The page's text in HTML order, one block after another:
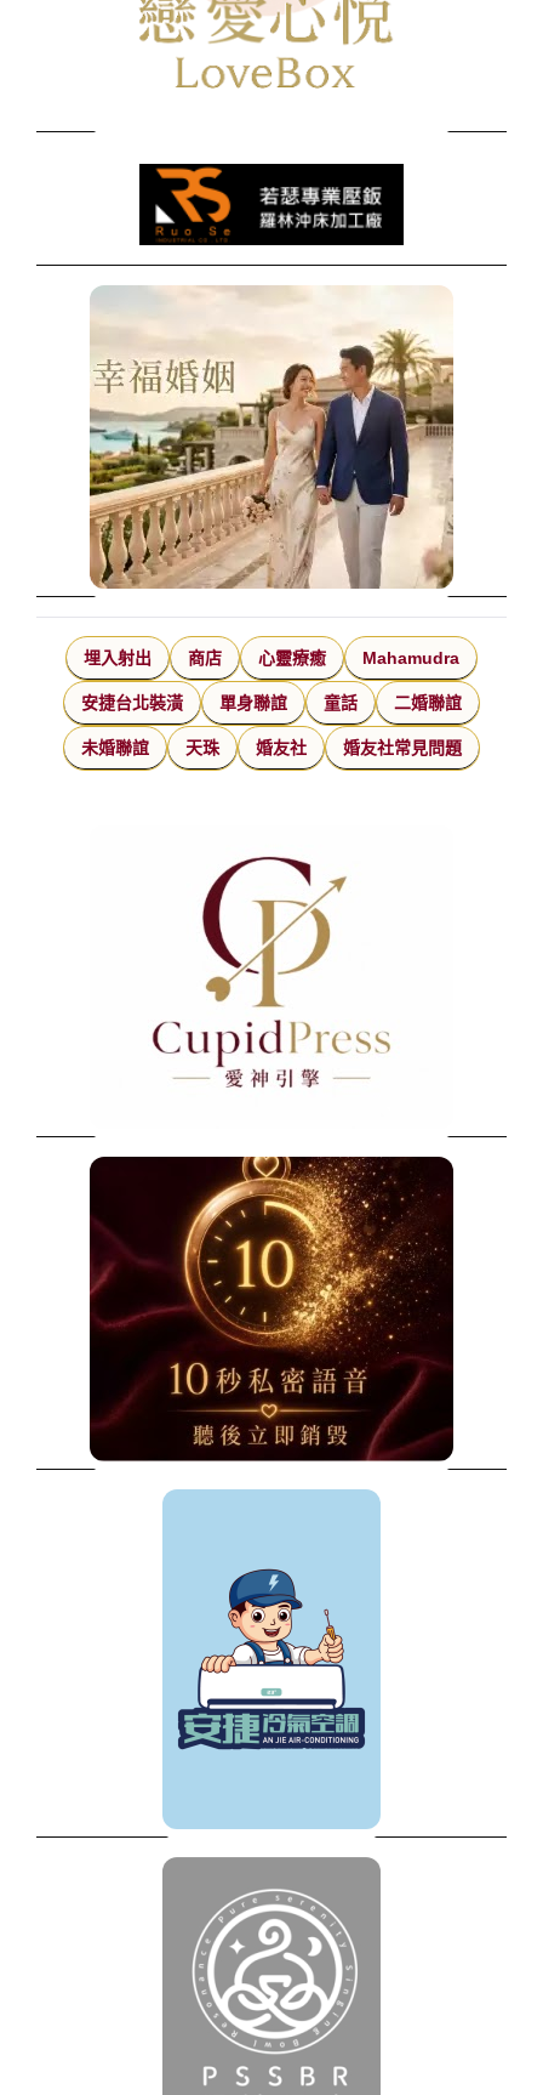
埋入射出 商店 心靈療癒 Mahamudra
安捷台北裝潢 單身聯誼 童話 二婚聯誼
未婚聯誼 天珠 婚友社 婚友社常見問題